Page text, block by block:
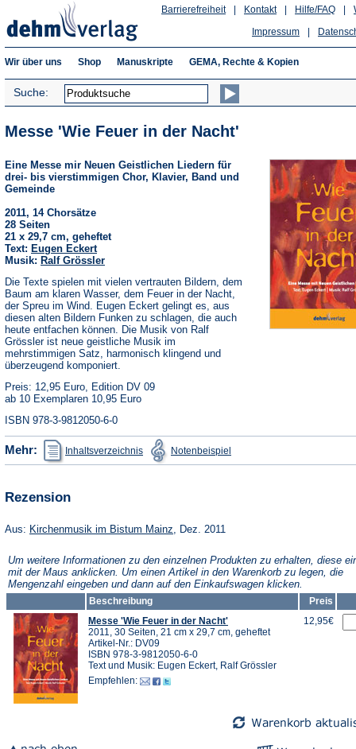
Hilfe/FAQ
Kontakt
Barrierefreiheit
Impressum
Wir über uns Shop Manuskripte GEMA, Rechte & Kopien
Suche:
Messe 'Wie Feuer in der Nacht'
Eine Messe mir Neuen Geistlichen Liedern für
drei- bis vierstimmigen Chor, Klavier, Band und
Gemeinde
2011, 14 Chorsätze
28 Seiten
21 x 29,7 cm, geheftet
Text: Eugen Eckert
Musik: Ralf Grössler
Die Texte spielen mit vielen vertrauten Bildern, dem
Baum am klaren Wasser, dem Feuer in der Nacht,
der Spreu im Wind. Eugen Eckert gelingt es, aus
diesen alten Bildern Funken zu schlagen, die auch
heute entfachen können. Die Musik von Ralf
Grössler ist neue geistliche Musik im
mehrstimmigen Satz, harmonisch klingend und
überzeugend komponiert.
Preis: 12,95 Euro, Edition DV 09
ab 10 Exemplaren 10,95 Euro
ISBN 978-3-9812050-6-0
Mehr: Inhaltsverzeichnis
(Öffnet
in
einem
Notenbeispiel in
einem
Rezension
Aus: Kirchenmusik im Bistum Mainz (Öffnet
neuen
Tab)
, Dez. 2011
Um weitere Informationen zu den einzelnen Produkten zu erhalten, diese
mit der Maus anklicken. Um einen Artikel in den Warenkorb zu legen, die
Mengenzahl eingeben und dann auf den Einkaufswagen klicken.
Beschreibung
Preis
Messe 'Wie Feuer in der Nacht'
2011, 30 Seiten, 21 cm x 29,7 cm, geheftet
Artikel-Nr.: DV09
ISBN 978-3-9812050-6-0
Text und Musik: Eugen Eckert, Ralf Grössler
Empfehlen:
12,95€